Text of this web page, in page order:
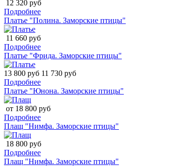
12 320 руб
Подробнее
Платье "Полина. Заморские птицы"
11 660 руб
Подробнее
Платье "Фрида. Заморские птицы"
13 800 руб 11 730 руб
Подробнее
Платье "Юнона. Заморские птицы"
от 18 800 руб
Подробнее
Плащ "Нимфа. Заморские птицы"
18 800 руб
Подробнее
Плащ "Нимфа. Заморские птицы"